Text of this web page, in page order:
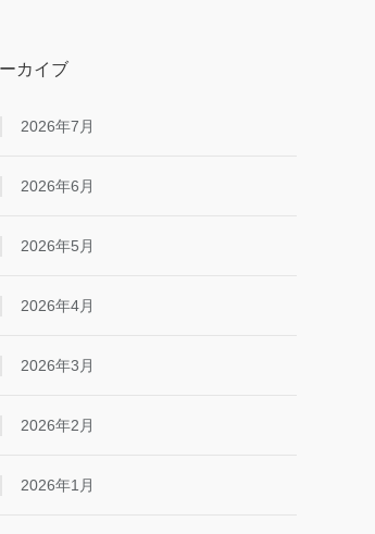
カイブ
2026年7月
2026年6月
2026年5月
2026年4月
2026年3月
2026年2月
2026年1月